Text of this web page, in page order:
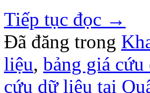
Tiếp tục đọc →
Đã đăng trong
liệu, bảng giá
cứu dữ liệu tại